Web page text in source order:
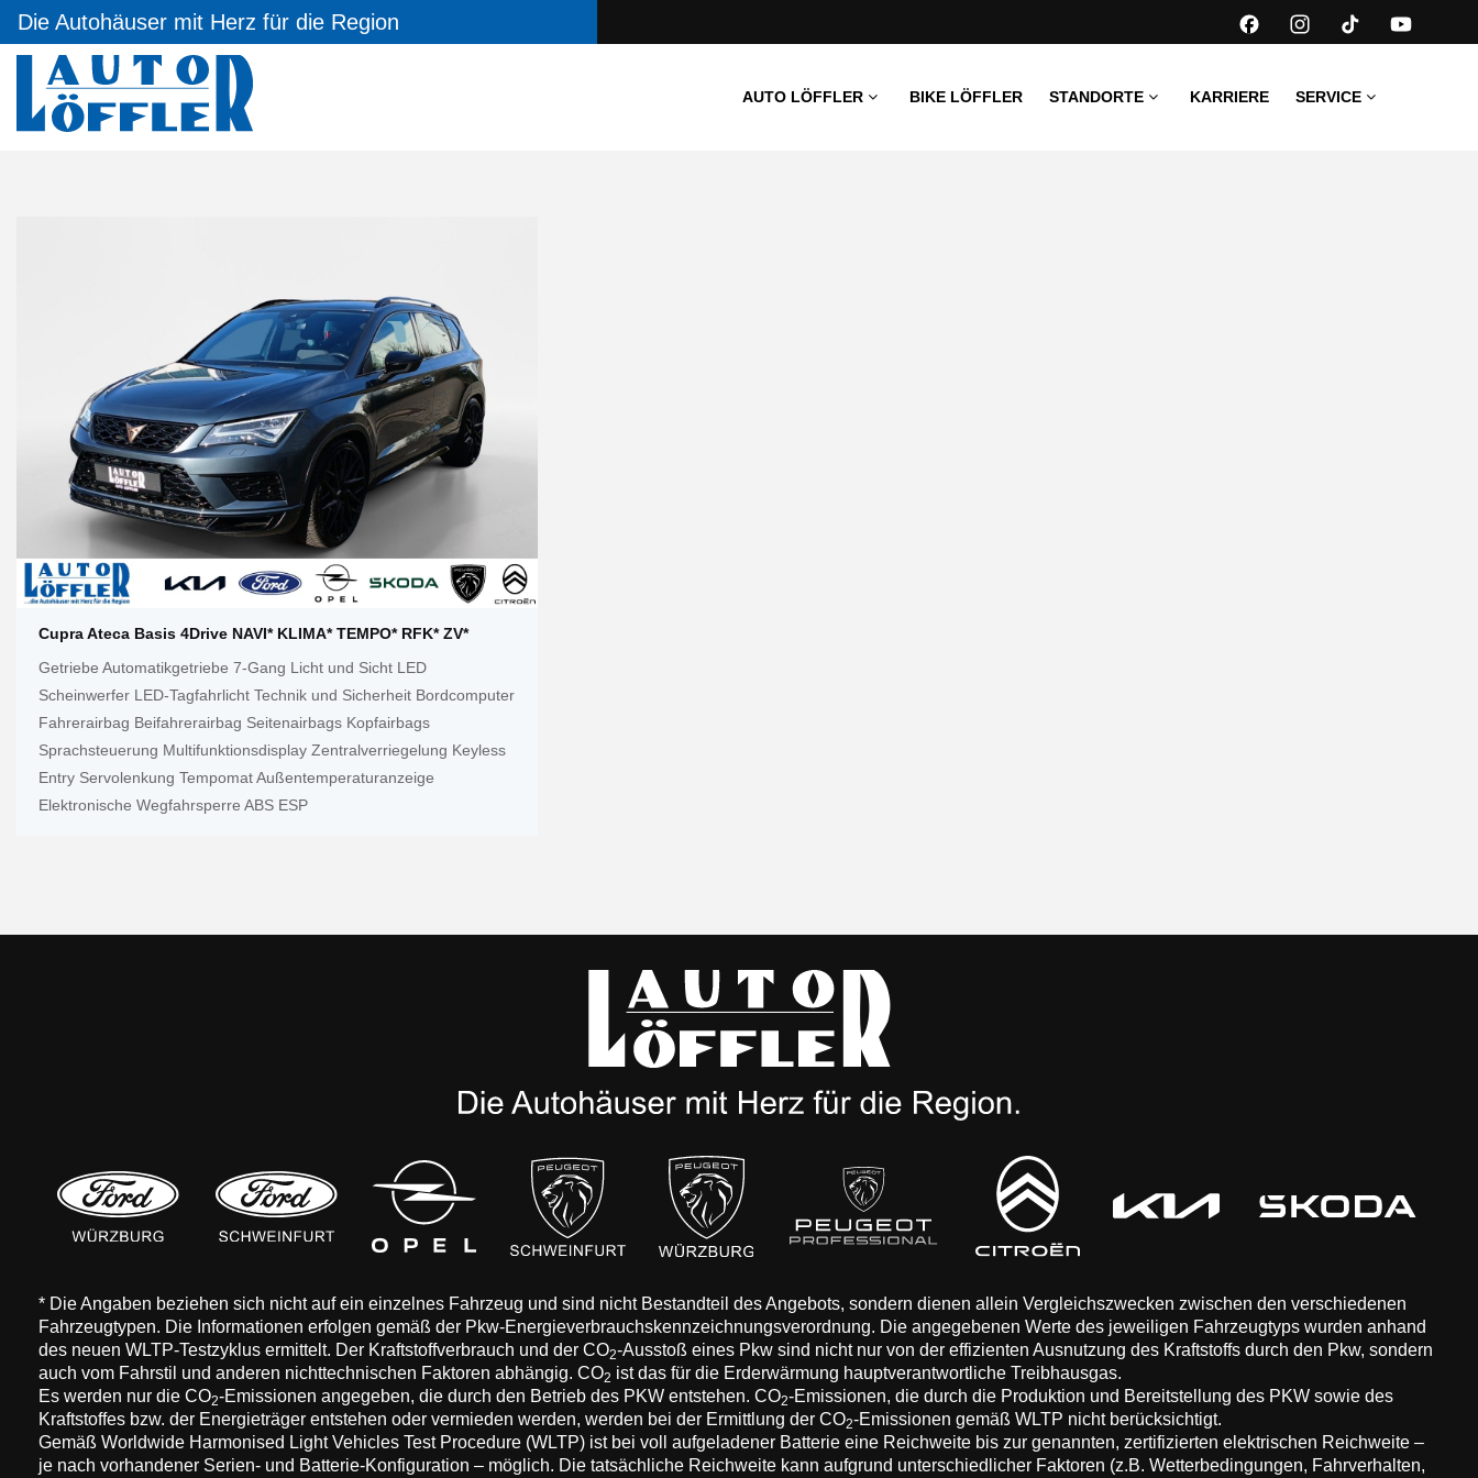
Die Autohäuser mit Herz für die Region
AUTO LÖFFLER BIKE LÖFFLER STANDORTE KARRIERE SERVICE
Cupra Ateca Basis 4Drive NAVI* KLIMA* TEMPO* RFK* ZV*
Getriebe Automatikgetriebe 7-Gang Licht und Sicht LED
Scheinwerfer LED-Tagfahrlicht Technik und Sicherheit Bordcomputer
Fahrerairbag Beifahrerairbag Seitenairbags Kopfairbags
Sprachsteuerung Multifunktionsdisplay Zentralverriegelung Keyless
Entry Servolenkung Tempomat Außentemperaturanzeige
Elektronische Wegfahrsperre ABS ESP
* Die Angaben beziehen sich nicht auf ein einzelnes Fahrzeug und sind nicht Bestandteil des Angebots, sondern dienen allein Vergleichszwecken zwischen den verschiedenen
Fahrzeugtypen. Die Informationen erfolgen gemäß der Pkw-Energieverbrauchskennzeichnungsverordnung. Die angegebenen Werte des jeweiligen Fahrzeugtyps wurden anhand
des neuen WLTP-Testzyklus ermittelt. Der Kraftstoffverbrauch und der CO2-Ausstoß eines Pkw sind nicht nur von der effizienten Ausnutzung des Kraftstoffs durch den Pkw, sondern
auch vom Fahrstil und anderen nichttechnischen Faktoren abhängig. CO2 ist das für die Erderwärmung hauptverantwortliche Treibhausgas.
Es werden nur die CO2-Emissionen angegeben, die durch den Betrieb des PKW entstehen. CO2-Emissionen, die durch die Produktion und Bereitstellung des PKW sowie des
Kraftstoffes bzw. der Energieträger entstehen oder vermieden werden, werden bei der Ermittlung der CO2-Emissionen gemäß WLTP nicht berücksichtigt.
Gemäß Worldwide Harmonised Light Vehicles Test Procedure (WLTP) ist bei voll aufgeladener Batterie eine Reichweite bis zur genannten, zertifizierten elektrischen Reichweite –
je nach vorhandener Serien- und Batterie-Konfiguration – möglich. Die tatsächliche Reichweite kann aufgrund unterschiedlicher Faktoren (z.B. Wetterbedingungen, Fahrverhalten,